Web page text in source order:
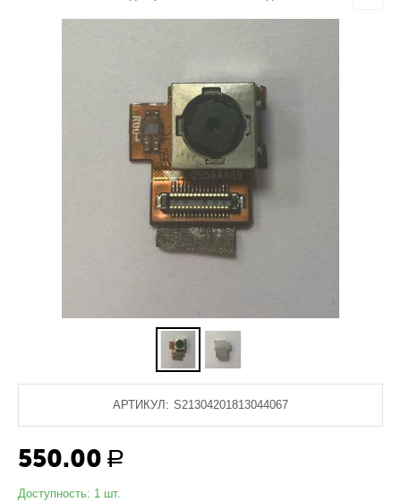
АРТИКУЛ: S21304201813044067
550.00 Р
Доступность: 1 шт.